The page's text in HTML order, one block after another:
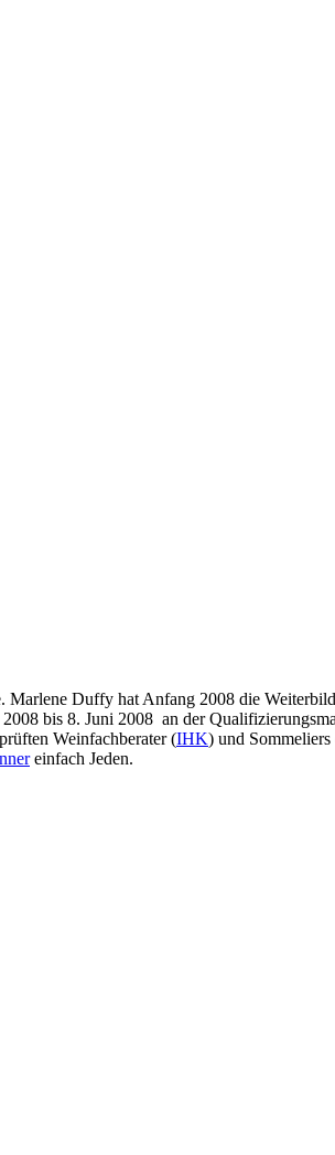
Marlene Duffy hat Anfang 2008 die
bis 8. Juni 2008 an der
Weinfachberater (IHK) und Sommeliers
einfach Jeden.